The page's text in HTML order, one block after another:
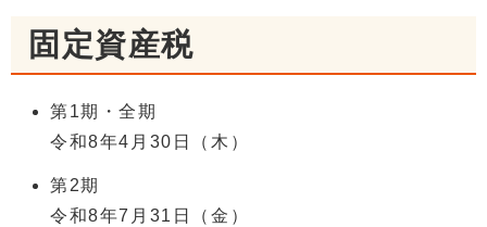
固定資産税
第1期・全期
令和8年4月30日（木）
第2期
令和8年7月31日（金）